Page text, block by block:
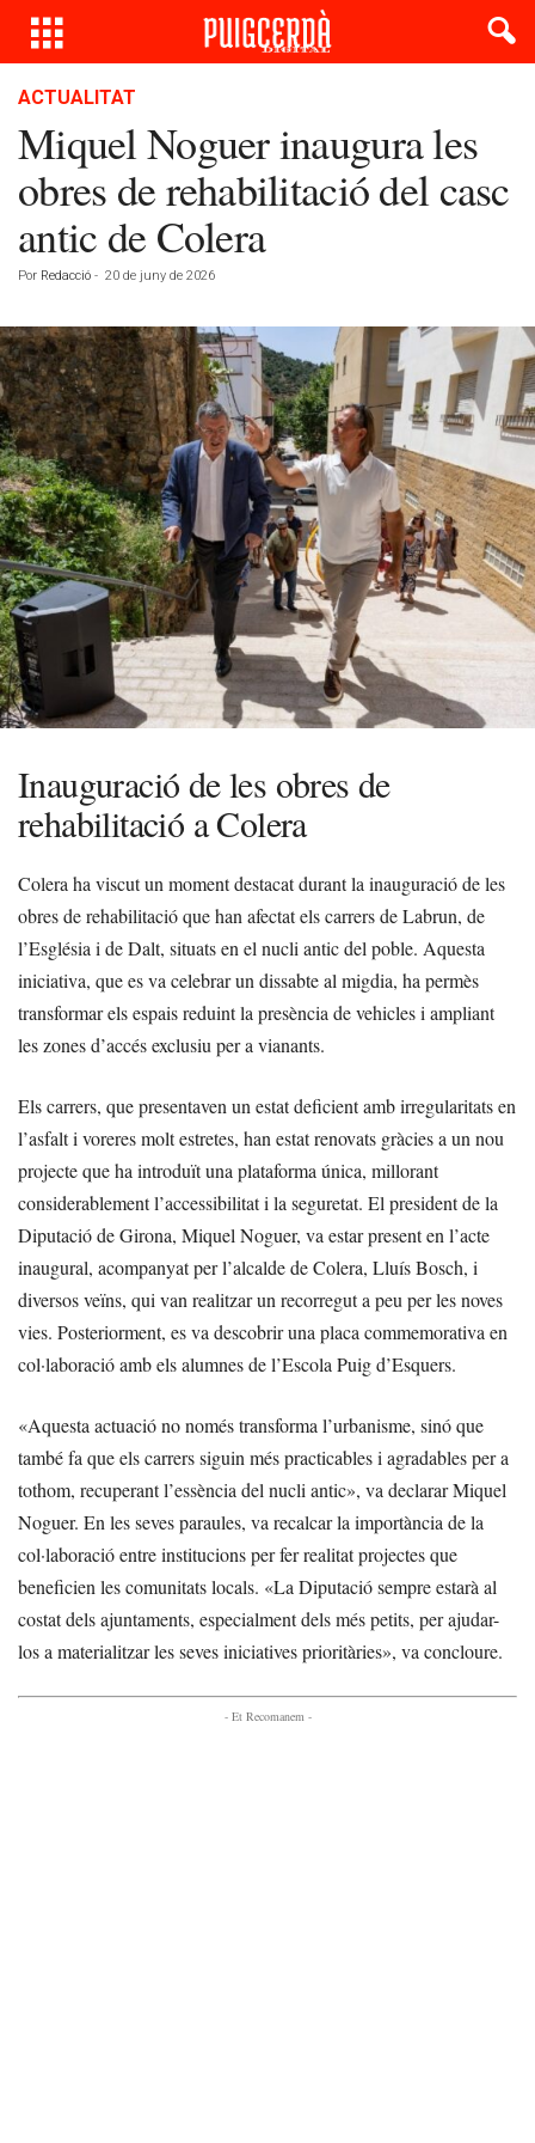
ACTUALITAT
Miquel Noguer inaugura les
obres de rehabilitació del casc
antic de Colera
Por Redacció - 20 de juny de 2026
Inauguració de les obres de
rehabilitació a Colera
Colera ha viscut un moment destacat durant la inauguració de les
obres de rehabilitació que han afectat els carrers de Labrun, de
l’Església i de Dalt, situats en el nucli antic del poble. Aquesta
iniciativa, que es va celebrar un dissabte al migdia, ha permès
transformar els espais reduint la presència de vehicles i ampliant
les zones d’accés exclusiu per a vianants.
Els carrers, que presentaven un estat deficient amb irregularitats en
l’asfalt i voreres molt estretes, han estat renovats gràcies a un nou
projecte que ha introduït una plataforma única, millorant
considerablement l’accessibilitat i la seguretat. El president de la
Diputació de Girona, Miquel Noguer, va estar present en l’acte
inaugural, acompanyat per l’alcalde de Colera, Lluís Bosch, i
diversos veïns, qui van realitzar un recorregut a peu per les noves
vies. Posteriorment, es va descobrir una placa commemorativa en
col·laboració amb els alumnes de l’Escola Puig d’Esquers.
«Aquesta actuació no només transforma l’urbanisme, sinó que
també fa que els carrers siguin més practicables i agradables per a
tothom, recuperant l’essència del nucli antic», va declarar Miquel
Noguer. En les seves paraules, va recalcar la importància de la
col·laboració entre institucions per fer realitat projectes que
beneficien les comunitats locals. «La Diputació sempre estarà al
costat dels ajuntaments, especialment dels més petits, per ajudar-
los a materialitzar les seves iniciatives prioritàries», va concloure.
- Et Recomanem -